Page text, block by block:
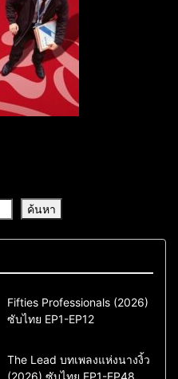
ค้นหา
Action & Adventure
Comedy
Drama
ซีรี่ย์เกาหลีซับไทย
Fifties Professionals (2026)
ซับไทย EP1-EP12
Drama
ซีรี่ย์จีน
ซีรี่ย์จีนซับไทย
The Lead บทเพลงแห่งนางงิ้ว